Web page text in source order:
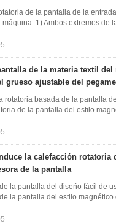
de la pantalla de la
máquina: 1) Ambos extremos
de la materia textil
grueso ajustable del
rotatoria basada de la pantalla
de la pantalla del estilo
la calefacción rotatoria
de la pantalla
la pantalla del diseño fácil de
la pantalla del estilo